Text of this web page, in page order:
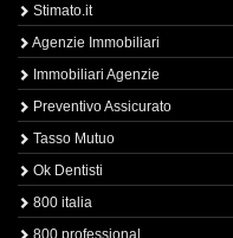
Stimato.it
Agenzie Immobiliari
Immobiliari Agenzie
Preventivo Assicurato
Tasso Mutuo
Ok Dentisti
800 italia
800 professional